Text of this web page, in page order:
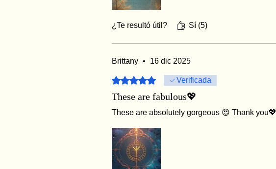
¿Te resultó útil? Sí (5)
Brittany • 16 dic 2025
Obtuvo 5 de 5 estrellas.Verificada
These are fabulous💖
These are absolutely gorgeous 😍 Thank you💖